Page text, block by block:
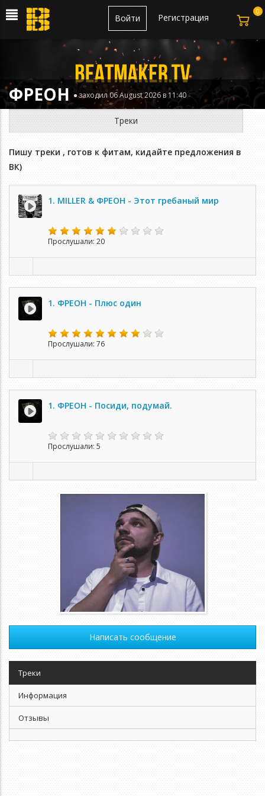
Регистрация
Войти
ФРЕОН заходил 06 August 2026 в 11:40
Треки
Пишу треки , готов к фитам, кидайте предложения в
ВК)
1. MILLER & ФРЕОН - Этот гребаный мир
Прослушали: 20
1. ФРЕОН - Плюс один
Прослушали: 76
1. ФРЕОН - Посиди, подумай.
Прослушали: 5
Написать сообщение
Треки
Информация
Отзывы
0